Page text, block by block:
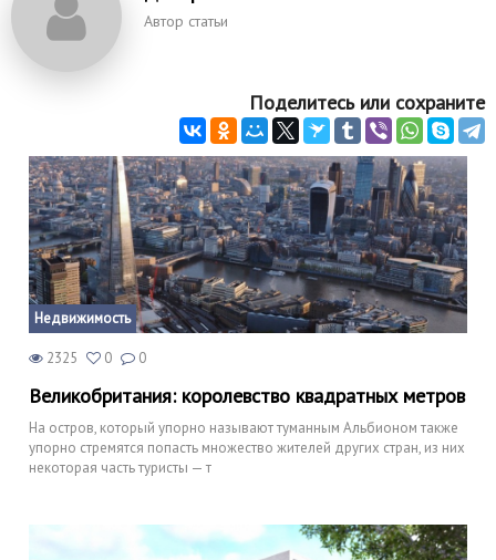
Автор статьи
Поделитесь или сохраните
Недвижимость
2325 0 0
Великобритания: королевство квадратных метров
На остров, который упорно называют туманным Альбионом также
упорно стремятся попасть множество жителей других стран, из них
некоторая часть туристы — т